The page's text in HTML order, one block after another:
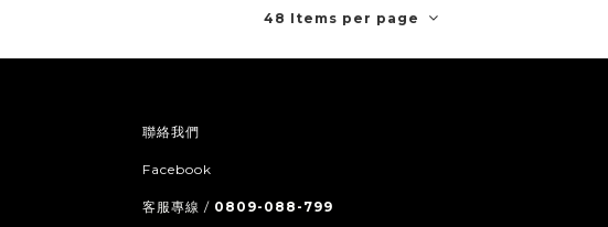
48 Items per page
聯絡我們
Facebook
客服專線 / 0809-088-799